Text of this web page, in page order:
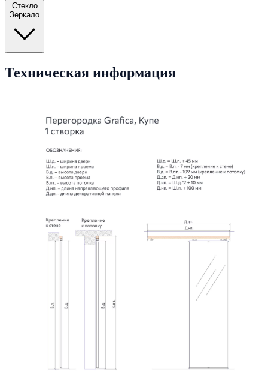
Стекло
Зеркало
Техническая информация